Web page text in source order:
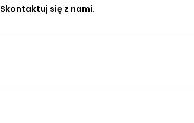
Skontaktuj się z nami.